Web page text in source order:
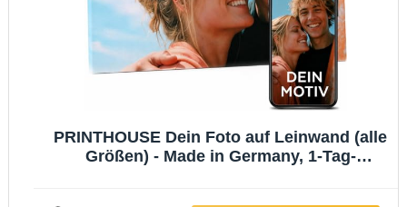
PRINTHOUSE Dein Foto auf Leinwand (alle
Größen) - Made in Germany, 1-Tag-